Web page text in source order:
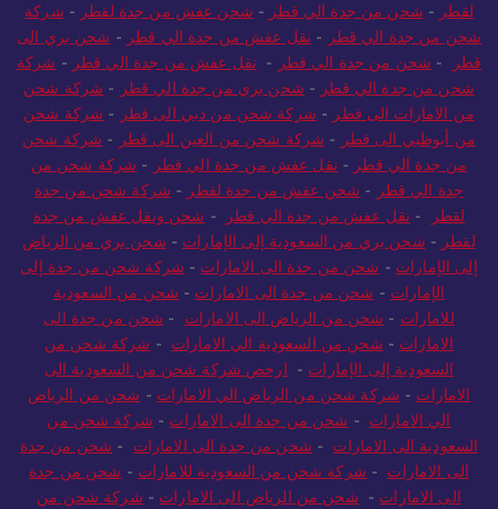
لقطر - شحن من جدة الي قطر - شحن عفش من جدة لقطر - شركة
شحن من جدة الي قطر - نقل عفش من جدة الي قطر - شحن بري الى
قطر
- شحن من جدة الي قطر - نقل عفش من جدة الي قطر - شركة
شحن من جدة الي قطر - شحن بري من جدة الي قطر - شركة شحن
من الامارات الى قطر - شركة شحن من دبي الى قطر - شركة شحن
من أبوظبي الى قطر - شركة شحن من العين الى قطر - شركة شحن
من جدة الي قطر - نقل عفش من جدة الي قطر - شركة شحن من
جدة الي قطر - شحن عفش من جدة لقطر - شركة شحن من جدة
لقطر
- نقل عفش من جدة الي قطر - شحن ونقل عفش من جدة
لقطر - شحن بري من السعودية إلى الإمارات - شحن بري من الرياض
إلى الإمارات - شحن من جدة الى الامارات - شركة شحن من جدة إلى
الإمارات - شحن من جدة الى الامارات - شحن من السعودية
للامارات - شحن من الرياض الى الامارات - شحن من جدة الى
الامارات - شحن من السعودية الي الامارات - شركة شحن من
السعودية إلى الإمارات - ارخص شركة شحن من السعودية الى
الامارات - شركة شحن من الرياض الي الامارات - شحن من الرياض
الي الامارات - شحن من جدة الى الامارات - شركة شحن من
السعودية الى الامارات - شحن من جدة الى الامارات - شحن من جدة
الى الامارات - شركة شحن من السعودية للامارات - شحن من جدة
الى الامارات - شحن من الرياض الى الامارات - شركة شحن من